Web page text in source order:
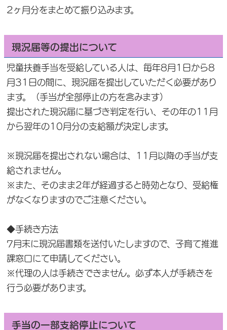
2ヶ月分をまとめて振り込みます。
現況届等の提出について
児童扶養手当を受給している人は、毎年8月1日から8
月31日の間に、現況届を提出していただく必要があり
ます。（手当が全部停止の方を含みます）
提出された現況届に基づき判定を行い、その年の11月
から翌年の10月分の支給額が決定します。
※現況届を提出されない場合は、11月以降の手当が支
給されません。
※また、そのまま2年が経過すると時効となり、受給権
がなくなりますのでご注意ください。
◆手続き方法
7月末に現況届書類を送付いたしますので、子育て推進
課窓口にて申請してください。
※代理の人は手続きできません。必ず本人が手続きを
行う必要があります。
手当の一部支給停止について